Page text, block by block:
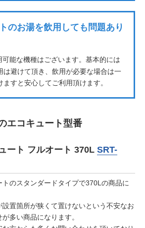
のお湯を飲用しても問題あり
可能な機種はございます。基本的には
は避けて頂き、飲用が必要な場合は一
ますと安心してご利用頂けます。
エコキュート型番
ート フルオート 370L SRT-
のスタンダードタイプで370Lの商品に
置箇所が狭くて置けないという不安なお
多い商品になります。